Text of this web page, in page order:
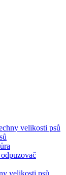
velikosti psů
velikosti psů